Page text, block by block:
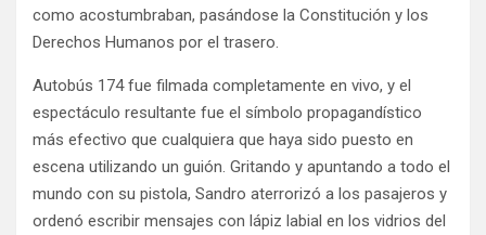
como acostumbraban, pasándose la Constitución y los
Derechos Humanos por el trasero.
Autobús 174 fue filmada completamente en vivo, y el
espectáculo resultante fue el símbolo propagandístico
más efectivo que cualquiera que haya sido puesto en
escena utilizando un guión. Gritando y apuntando a todo el
mundo con su pistola, Sandro aterrorizó a los pasajeros y
ordenó escribir mensajes con lápiz labial en los vidrios del